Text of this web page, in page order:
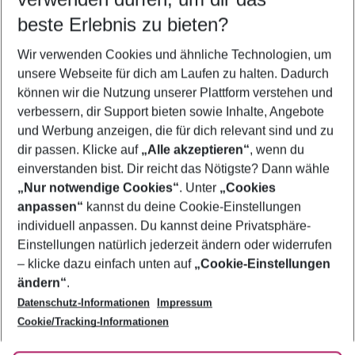
5-8 Nächte
2 Erwachsene Keine Kinder
Mehr Filter anzeigen
Footer
Footer navigation
Über uns
AGB
Bestpreisgarantie
Cookie-Einstellungen ändern
Cookie-Richtlinie
Agenturbetreuung
Barrierefreies Reisen
Folge uns
beste Erlebnis zu bieten?
Wir verwenden Cookies und ähnliche Technologien, um
unsere Webseite für dich am Laufen zu halten. Dadurch
können wir die Nutzung unserer Plattform verstehen und
verbessern, dir Support bieten sowie Inhalte, Angebote
und Werbung anzeigen, die für dich relevant sind und zu
dir passen. Klicke auf „Alle akzeptieren“, wenn du
einverstanden bist. Dir reicht das Nötigste? Dann wähle
„Nur notwendige Cookies“. Unter „Cookies
anpassen“ kannst du deine Cookie-Einstellungen
individuell anpassen. Du kannst deine Privatsphäre-
Einstellungen natürlich jederzeit ändern oder widerrufen
– klicke dazu einfach unten auf „Cookie-Einstellungen
ändern“.
Datenschutz-Informationen
Impressum
Cookie/Tracking-Informationen